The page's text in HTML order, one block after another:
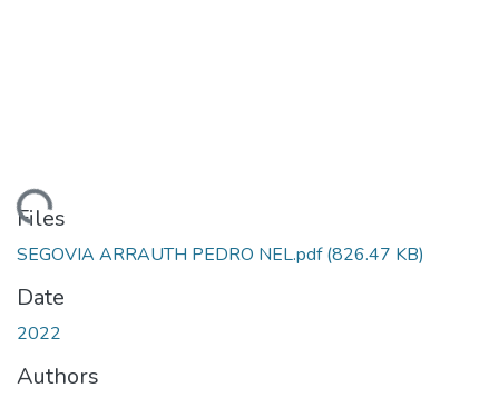
Files
SEGOVIA ARRAUTH PEDRO NEL.pdf(826.47 KB)
Date
2022
Authors